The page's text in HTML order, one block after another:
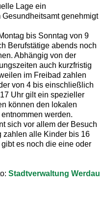
Lage ein
genehmigt
bis Sonntag von 9
Berufstätige abends noch
Abhängig von der
auch kurzfristig
im Freibad zahlen
von 4 bis einschließlich
Uhr gilt ein spezieller
können den lokalen
werden.
sich vor allem der Besuch
zahlen alle Kinder bis 16
es noch die eine oder
Stadtverwaltung Werdau